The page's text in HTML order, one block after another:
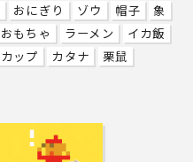
おにぎり ゾウ 帽子
象
おもちゃ ラーメン
イカ飯
カップ カタナ 栗鼠